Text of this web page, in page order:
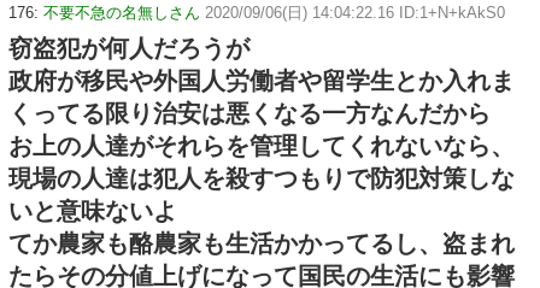
176: 不要不急の名無しさん 2020/09/06(日) 14:04:22.16 ID:1+N+kAkS0
窃盗犯が何人だろうが
政府が移民や外国人労働者や留学生とか入れま
くってる限り治安は悪くなる一方なんだから
お上の人達がそれらを管理してくれないなら、
現場の人達は犯人を殺すつもりで防犯対策しな
いと意味ないよ
てか農家も酪農家も生活かかってるし、盗まれ
たらその分値上げになって国民の生活にも影響